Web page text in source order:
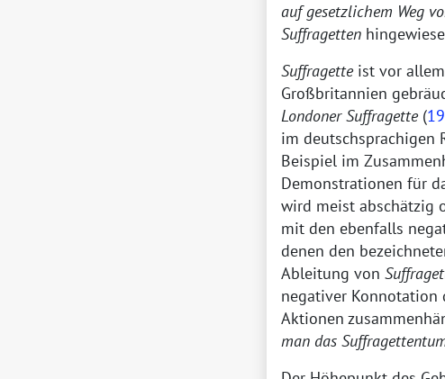
auf gesetzlichem Weg
Suffragetten
Suffragetteist vor allem
Großbritannien
Londoner Suffragette(
im deutschsprachigen
Beispiel im
Demonstrationen für
wird meist abschätzig
mit den ebenfalls
denen den
Ableitung von
negativer Konnotation
Aktionen
man das